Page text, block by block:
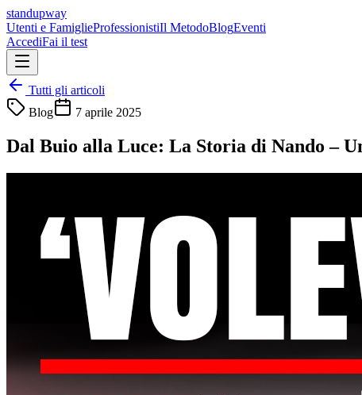
standupway
Utenti e FamiglieProfessionistiIl MetodoBlogEventi
AccediFai il test
Tutti gli articoli
Blog
7 aprile 2025
Dal Buio alla Luce: La Storia di Nando –